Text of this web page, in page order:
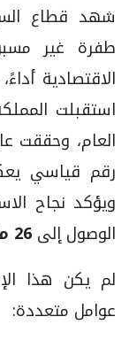
طفرة غير
الاقتصادية
استقبلت
العام، وحققت
رقم قياسي
ويؤكد نجاح
الوصول إلى 26 مليون سائح بحلول 2030
لم يكن هذا
عوامل متعددة: